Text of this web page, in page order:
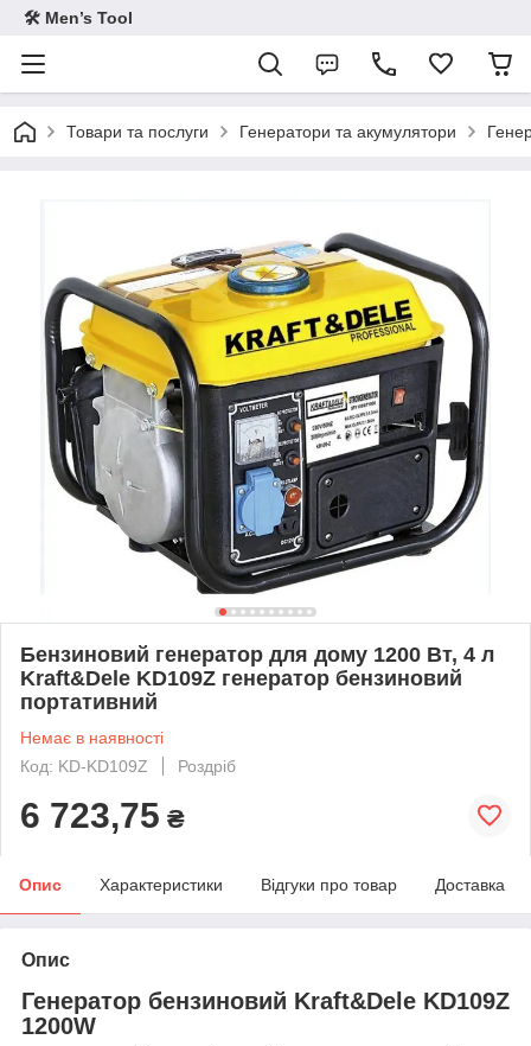
🛠 Men’s Tool
Товари та послуги Генератори та акумулятори
Бензиновий генератор для дому 1200 Вт, 4 л
Kraft&Dele KD109Z генератор бензиновий
портативний
Немає в наявності
Код: KD-KD109Z
Роздріб
6 723,75 ₴
Опис Характеристики Відгуки про товар Доставка
Опис
Генератор бензиновий Kraft&Dele KD109Z
1200W